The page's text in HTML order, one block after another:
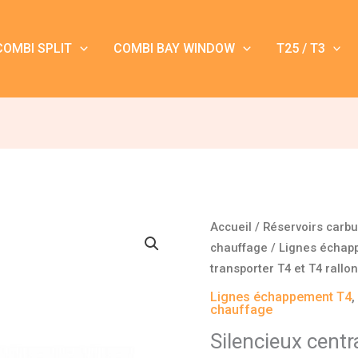
SPLIT COMBI BAY WINDOW T25 / T3
Accueil / Réservoirs
chauffage / Lignes
transporter T4 et T4
Lignes échappement T4,
chauffage
Silencieux